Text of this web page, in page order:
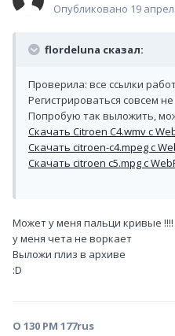
Опубликовано 19
flordeluna сказал:
Проверила: все ссылки
Регистрироваться совсем
Попробую так выложить,
Скачать Citroen C4.wmv с
Скачать citroen-c4.mpeg с
Скачать citroen c5.mpg с
Может у меня пальци кривые !!!!
у меня чета не воркает
Выложи плиз в архиве
:D
О 130 РМ 177rus